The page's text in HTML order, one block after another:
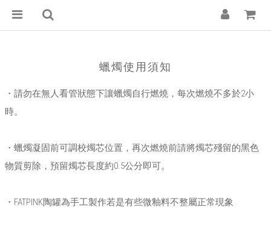
蠟燭使用須知
・請勿在無人看管狀態下讓蠟燭自行燃燒，每次燃燒不多於2小
時。
・蠟燭凝固前可調校燭芯位置，再次燃燒前請將燭芯殘留的黑色
物質剪除，預留燭芯長度約0.5公分即可。
・FATPINK陶罐為手工製作若是有些微釉料不整屬正常現象